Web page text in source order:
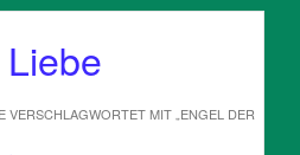
VERSCHLAGWORTET MIT „ENGEL DER